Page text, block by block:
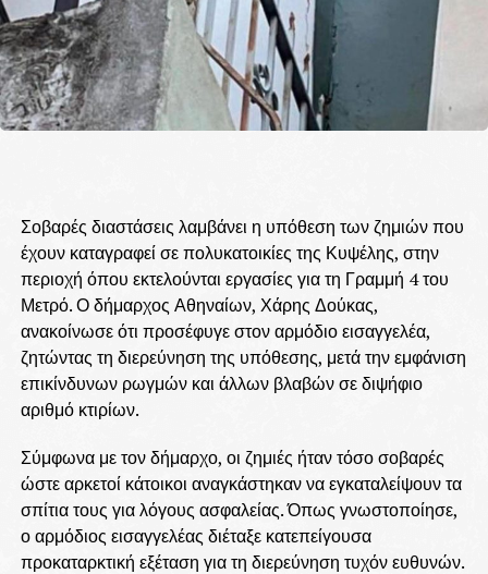
Σοβαρές διαστάσεις λαμβάνει η υπόθεση των ζημιών που
έχουν καταγραφεί σε πολυκατοικίες της Κυψέλης, στην
περιοχή όπου εκτελούνται εργασίες για τη Γραμμή 4 του
Μετρό. Ο δήμαρχος Αθηναίων, Χάρης Δούκας,
ανακοίνωσε ότι προσέφυγε στον αρμόδιο εισαγγελέα,
ζητώντας τη διερεύνηση της υπόθεσης, μετά την εμφάνιση
επικίνδυνων ρωγμών και άλλων βλαβών σε διψήφιο
αριθμό κτιρίων.
Σύμφωνα με τον δήμαρχο, οι ζημιές ήταν τόσο σοβαρές
ώστε αρκετοί κάτοικοι αναγκάστηκαν να εγκαταλείψουν τα
σπίτια τους για λόγους ασφαλείας. Όπως γνωστοποίησε,
ο αρμόδιος εισαγγελέας διέταξε κατεπείγουσα
προκαταρκτική εξέταση για τη διερεύνηση τυχόν ευθυνών.